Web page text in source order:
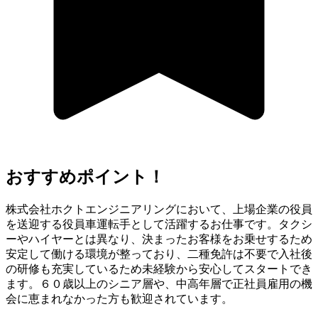
おすすめポイント！
株式会社ホクトエンジニアリングにおいて、上場企業の役員
を送迎する役員車運転手として活躍するお仕事です。タクシ
ーやハイヤーとは異なり、決まったお客様をお乗せするため
安定して働ける環境が整っており、二種免許は不要で入社後
の研修も充実しているため未経験から安心してスタートでき
ます。６０歳以上のシニア層や、中高年層で正社員雇用の機
会に恵まれなかった方も歓迎されています。